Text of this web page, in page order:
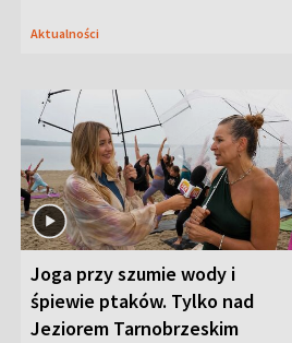
Aktualności
Joga przy szumie wody i
śpiewie ptaków. Tylko nad
Jeziorem Tarnobrzeskim